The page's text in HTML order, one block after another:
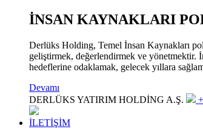
İNSAN KAYNAKLARI
Derlüks Holding, Temel İnsan Kaynakları
geliştirmek, değerlendirmek ve yönetmektir.
hedeflerine odaklamak, gelecek yıllara
Devamı
DERLÜKS YATIRIM HOLDİNG A.Ş.
İLETİŞİM